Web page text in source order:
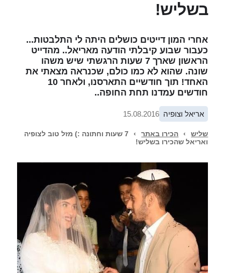
בשליש!
אחרי המון דייטים כושלים היתה לי התלבטות...
כעבור שבוע קיבלתי הודעה מאריאל.. מהדייט
הראשון שארך 7 שעות הרגשתי שיש משהו
שונה. שהוא לא כמו כולם, שכנראה מצאתי את
האחד! תוך חודשיים התארסנו, ולאחר 10
חודשים עמדנו תחת החופה..
אריאל וצופיה 15.08.2016
שליש › הכירו באתר ›
7 שעות וחתונה :) מזל טוב לצופיה
ואריאל שהכירו בשליש!